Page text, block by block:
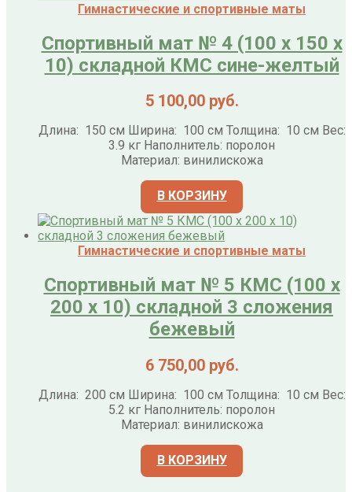
Гимнастические и спортивные маты
Спортивный мат № 4 (100 х 150 х
10) складной КМС сине-желтый
5 100,00 руб.
Длина: 150 см Ширина: 100 см Толщина: 10 см Вес:
3.9 кг Наполнитель: поролон
Материал: винилискожа
В КОРЗИНУ
Гимнастические и спортивные маты
Спортивный мат № 5 КМС (100 х
200 х 10) складной 3 сложения
бежевый
6 750,00 руб.
Длина: 200 см Ширина: 100 см Толщина: 10 см Вес:
5.2 кг Наполнитель: поролон
Материал: винилискожа
В КОРЗИНУ